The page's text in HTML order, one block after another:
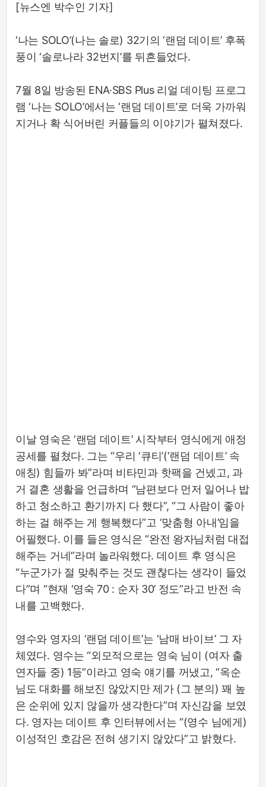
[뉴스엔 박수인 기자]
‘나는 SOLO’(나는 솔로) 32기의 ‘랜덤 데이트’ 후폭
풍이 ‘솔로나라 32번지’를 뒤흔들었다.
7월 8일 방송된 ENA·SBS Plus 리얼 데이팅 프로그
램 ‘나는 SOLO’에서는 ‘랜덤 데이트’로 더욱 가까워
지거나 확 식어버린 커플들의 이야기가 펼쳐졌다.
이날 영숙은 ‘랜덤 데이트’ 시작부터 영식에게 애정
공세를 펼쳤다. 그는 “우리 ‘큐티’(‘랜덤 데이트’ 속
애칭) 힘들까 봐”라며 비타민과 핫팩을 건넸고, 과
거 결혼 생활을 언급하며 “남편보다 먼저 일어나 밥
하고 청소하고 환기까지 다 했다”, “그 사람이 좋아
하는 걸 해주는 게 행복했다”고 ‘맞춤형 아내’임을
어필했다. 이를 들은 영식은 “완전 왕자님처럼 대접
해주는 거네”라며 놀라워했다. 데이트 후 영식은
“누군가가 절 맞춰주는 것도 괜찮다는 생각이 들었
다”며 “현재 ‘영숙 70 : 순자 30’ 정도”라고 반전 속
내를 고백했다.
영수와 영자의 ‘랜덤 데이트’는 ‘남매 바이브’ 그 자
체였다. 영수는 “외모적으로는 영숙 님이 (여자 출
연자들 중) 1등”이라고 영숙 얘기를 꺼냈고, “옥순
님도 대화를 해보진 않았지만 제가 (그 분의) 꽤 높
은 순위에 있지 않을까 생각한다”며 자신감을 보였
다. 영자는 데이트 후 인터뷰에서는 “(영수 님에게)
이성적인 호감은 전혀 생기지 않았다”고 밝혔다.